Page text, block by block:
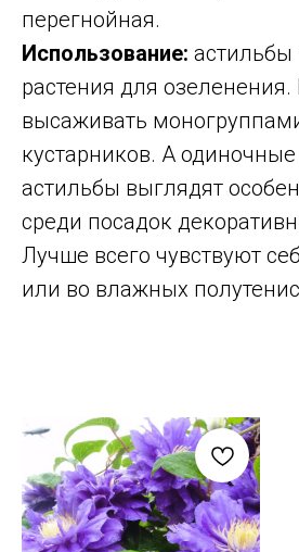
перегнойная.
Использование:
растения для
высаживать
кустарников. А
астильбы выглядят
среди посадок
Лучше всего чувствуют
или во влажных